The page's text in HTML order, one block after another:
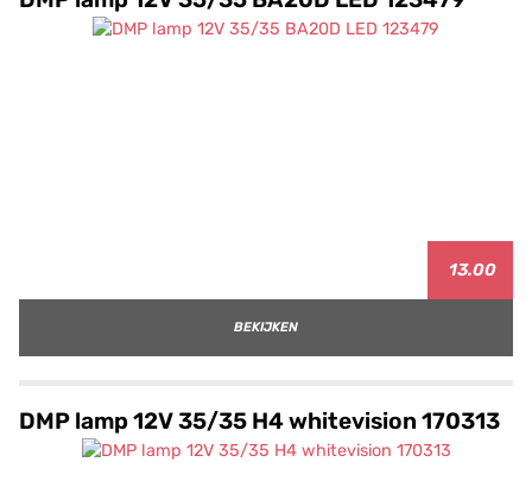
13.00
BEKIJKEN
DMP lamp 12V 35/35 H4 whitevision 170313